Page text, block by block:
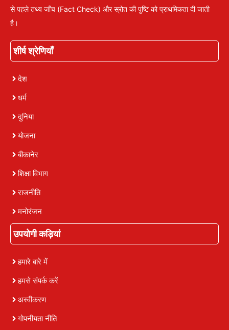
से पहले तथ्य जाँच (Fact Check) और स्रोत की पुष्टि को प्राथमिकता दी जाती
है।
शीर्ष श्रेणियाँ
देश
धर्म
दुनिया
योजना
बीकानेर
शिक्षा विभाग
राजनीति
मनोरंजन
उपयोगी कड़ियां
हमारे बारे में
हमसे संपर्क करें
अस्वीकरण
गोपनीयता नीति